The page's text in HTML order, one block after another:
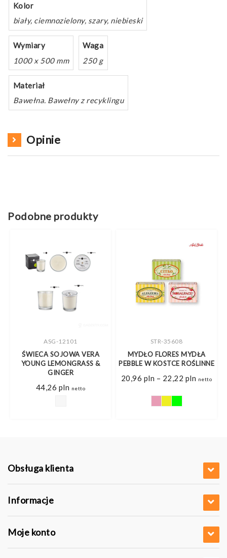
Kolor
biały, ciemnozielony, szary, niebieski
Wymiary
1000 x 500 mm
Waga
250 g
Materiał
Bawełna. Bawełny z recyklingu
Opinie
Podobne produkty
ASG-12101
ŚWIECA SOJOWA VERA
YOUNG LEMONGRASS &
GINGER
44,26 pln netto
STR-35608
MYDŁO FLORES MYDŁA
PEBBLE W KOSTCE ROŚLINNE
20,96 pln – 22,22 pln Zakres
netto
Obsługa klienta
Informacje
Moje konto